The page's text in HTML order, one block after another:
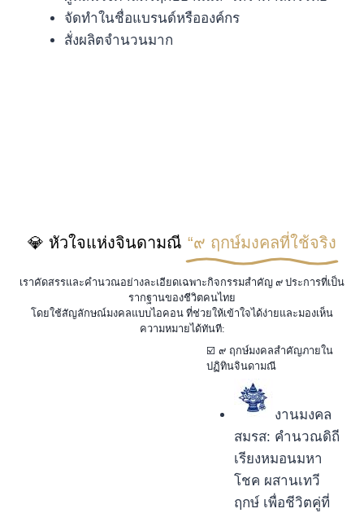
จัดทำในชื่อแบรนด์หรือองค์กร
สั่งผลิตจำนวนมาก
💎 หัวใจแห่งจินดามณี “๙ ฤกษ์มงคลที่ใช้จริง
เราคัดสรรและคำนวณอย่างละเอียดเฉพาะกิจกรรมสำคัญ ๙ ประการที่เป็น
รากฐานของชีวิตคนไทย
โดยใช้สัญลักษณ์มงคลแบบไอคอน ที่ช่วยให้เข้าใจได้ง่ายและมองเห็น
ความหมายได้ทันที:
☑️ ๙ ฤกษ์มงคลสำคัญภายใน
ปฏิทินจินดามณี
งานมงคล
สมรส: คำนวณดิถี
เรียงหมอนมหา
โชค ผสานเทวี
ฤกษ์ เพื่อชีวิตคู่ที่